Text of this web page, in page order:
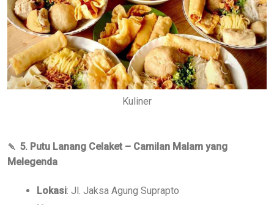
Kuliner
🍡 5. Putu Lanang Celaket – Camilan Malam yang
Melegenda
Lokasi: Jl. Jaksa Agung Suprapto